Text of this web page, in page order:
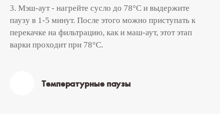
3. Мэш-аут - нагрейте сусло до 78°С и выдержите
паузу в 1-5 минут. После этого можно приступать к
перекачке на фильтрацию, как и маш-аут, этот этап
варки проходит при 78°С.
Температурные паузы